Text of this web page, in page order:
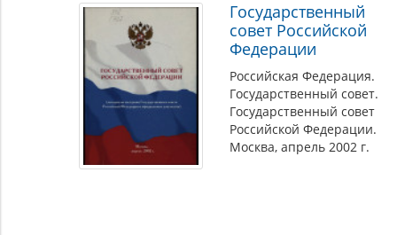
Государственный
совет Российской
Федерации
Российская Федерация.
Государственный совет.
Государственный совет
Российской Федерации.
Москва, апрель 2002 г.